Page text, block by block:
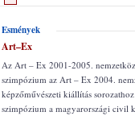
Esmények
Art–Ex
Az Art – Ex 2001-2005.
szimpózium az Art – Ex 2004.
képzőművészeti kiállítás
szimpózium a magyarországi civil